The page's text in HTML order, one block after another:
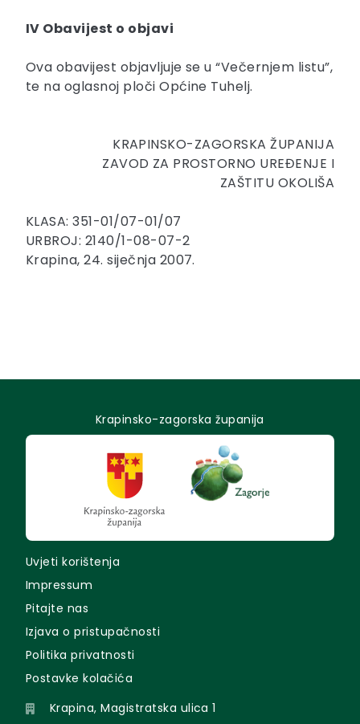
IV Obavijest o objavi
Ova obavijest objavljuje se u “Večernjem listu”,
te na oglasnoj ploči Općine Tuhelj.
KRAPINSKO-ZAGORSKA ŽUPANIJA
ZAVOD ZA PROSTORNO UREĐENJE I
ZAŠTITU OKOLIŠA
KLASA: 351-01/07-01/07
URBROJ: 2140/1-08-07-2
Krapina, 24. siječnja 2007.
Krapinsko-zagorska županija
Uvjeti korištenja
Impressum
Pitajte nas
Izjava o pristupačnosti
Politika privatnosti
Postavke kolačića
Krapina, Magistratska ulica 1